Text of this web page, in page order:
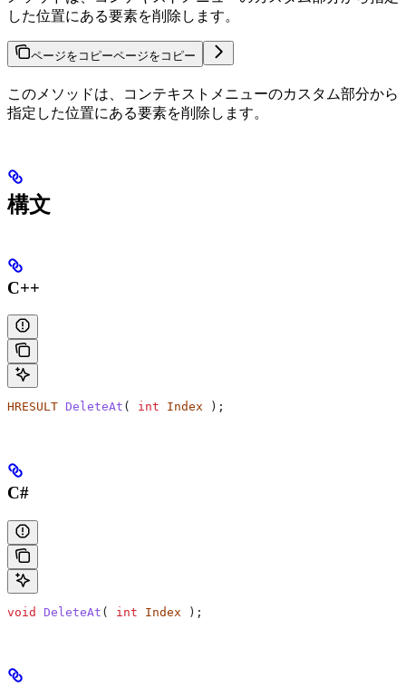
した位置にある要素を削除します。
ページをコピーページをコピー
このメソッドは、コンテキストメニューのカスタム部分から
指定した位置にある要素を削除します。
構文
C++
HRESULT DeleteAt ( int Index );
C#
void DeleteAt ( int Index );